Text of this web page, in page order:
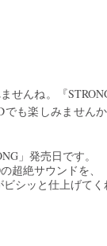
せんね。『
も楽しみません
」発売日です。
超絶サウンドを、
シッと仕上げてく